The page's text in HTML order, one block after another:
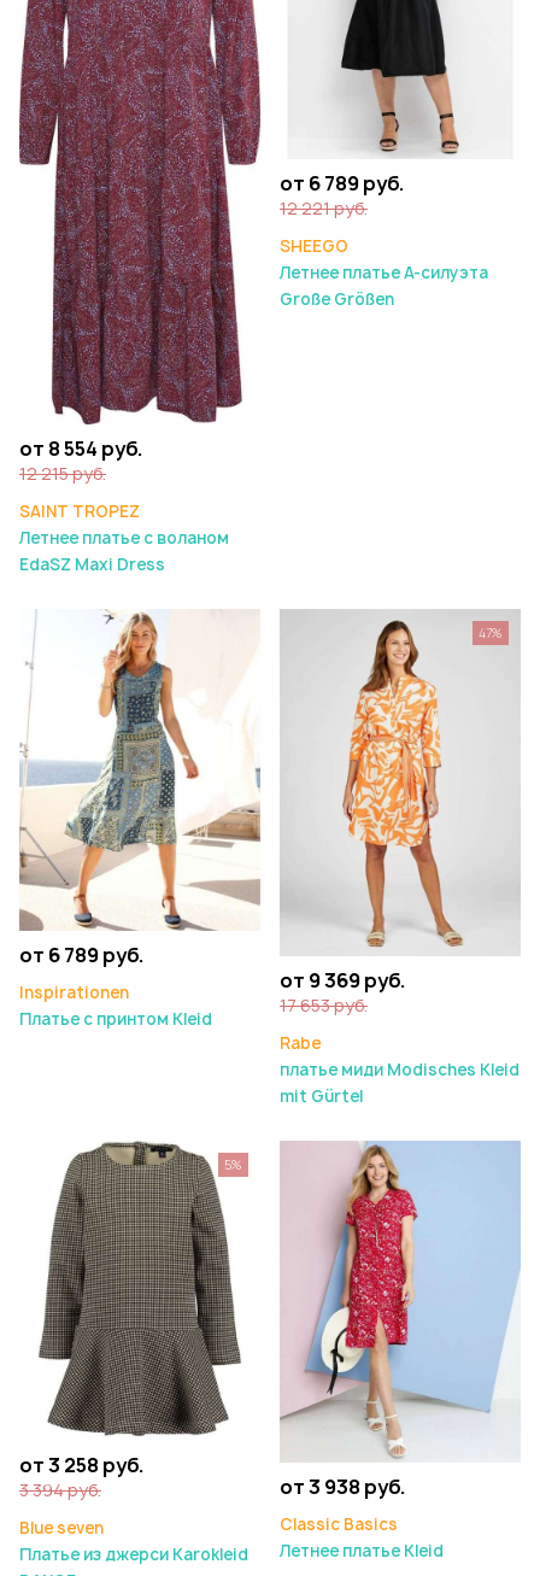
от 8 554 руб.
12 215 руб.
SAINT TROPEZ
Летнее платье с воланом
EdaSZ Maxi Dress
от 6 789 руб.
12 221 руб.
SHEEGO
Летнее платье А-силуэта
Große Größen
от 6 789 руб.
Inspirationen
Платье с принтом Kleid
от 9 369 руб.
17 653 руб.
Rabe
платье миди Modisches Kleid
mit Gürtel
47%
от 3 258 руб.
3 394 руб.
Blue seven
Платье из джерси Karokleid
5%
от 3 938 руб.
Classic Basics
Летнее платье Kleid